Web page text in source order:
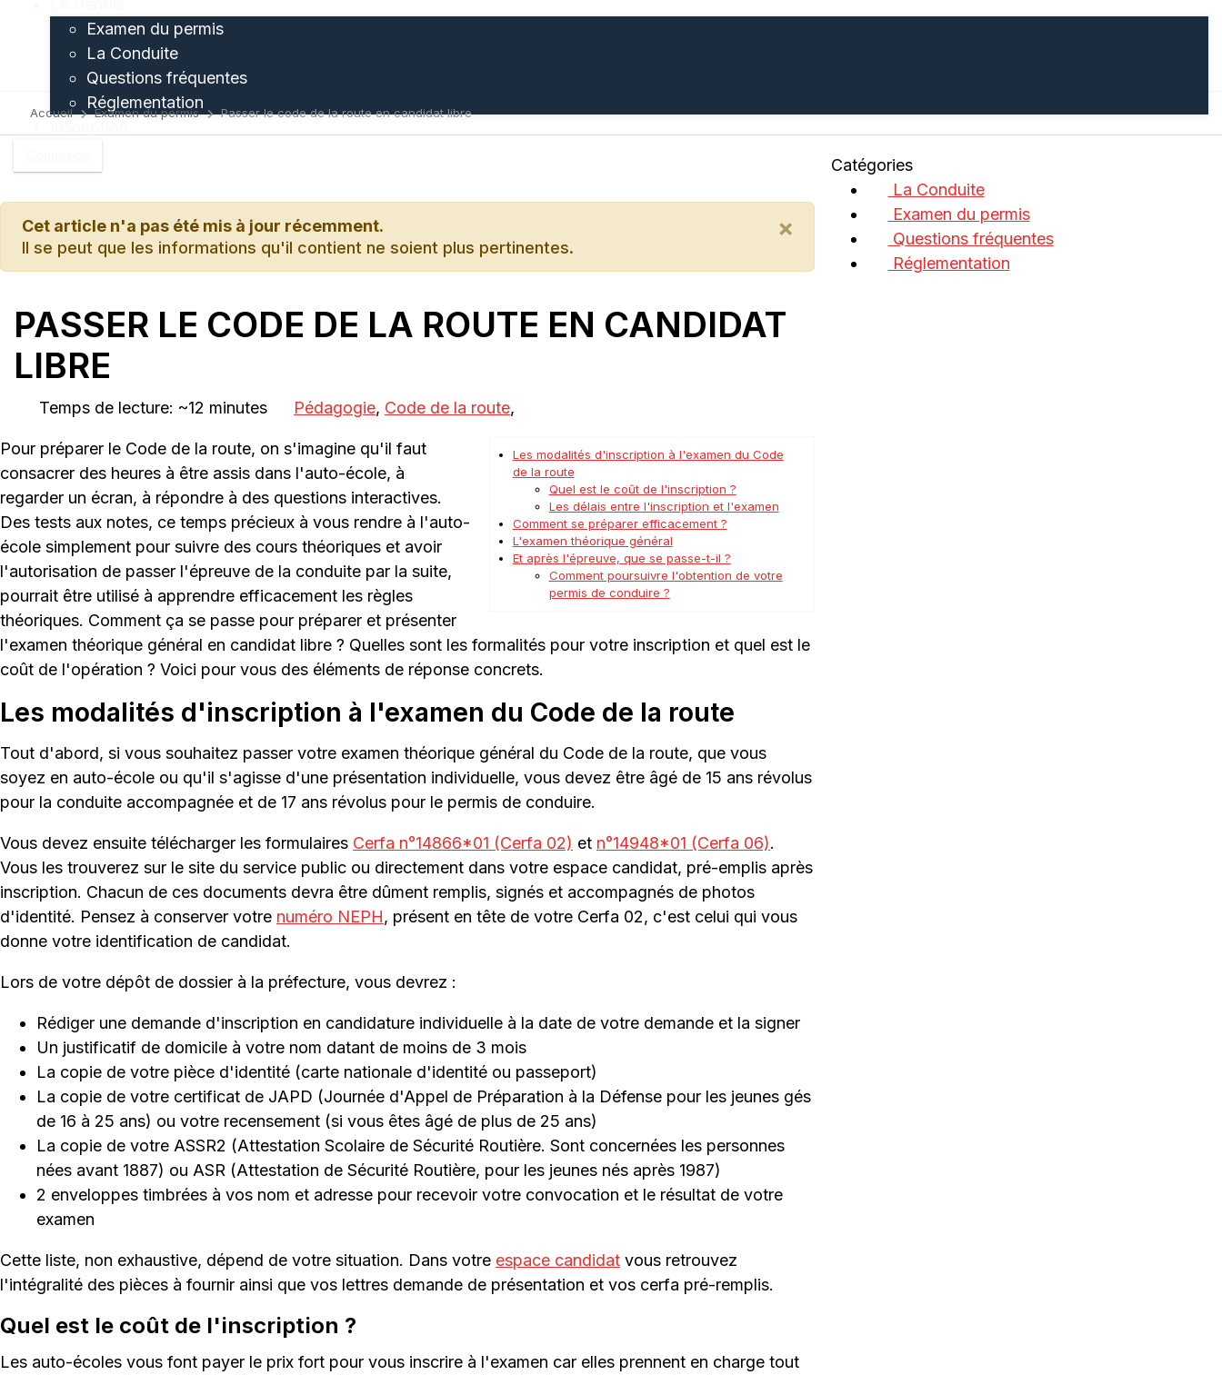
Examen du permis
La Conduite
Questions fréquentes
Réglementation
Accueil Examen du permis Passer le code de la route en candidat libre
Cet article n'a pas été mis à jour récemment.
Il se peut que les informations qu'il contient ne soient plus pertinentes.
×
PASSER LE CODE DE LA ROUTE EN CANDIDAT
LIBRE
Temps de lecture: ~12 minutes Pédagogie, Code de la route,
Les modalités d'inscription à l'examen du Code
de la route
Quel est le coût de l'inscription ?
Les délais entre l'inscription et l'examen
Comment se préparer efficacement ?
L'examen théorique général
Et après l'épreuve, que se passe-t-il ?
Comment poursuivre l'obtention de votre
permis de conduire ?
Pour préparer le Code de la route, on s'imagine qu'il faut
consacrer des heures à être assis dans l'auto-école, à
regarder un écran, à répondre à des questions interactives.
Des tests aux notes, ce temps précieux à vous rendre à l'auto-
école simplement pour suivre des cours théoriques et avoir
l'autorisation de passer l'épreuve de la conduite par la suite,
pourrait être utilisé à apprendre efficacement les règles
théoriques. Comment ça se passe pour préparer et présenter
l'examen théorique général en candidat libre ? Quelles sont les formalités pour votre inscription et quel est le
coût de l'opération ? Voici pour vous des éléments de réponse concrets.
Les modalités d'inscription à l'examen du Code de la route
Tout d'abord, si vous souhaitez passer votre examen théorique général du Code de la route, que vous
soyez en auto-école ou qu'il s'agisse d'une présentation individuelle, vous devez être âgé de 15 ans révolus
pour la conduite accompagnée et de 17 ans révolus pour le permis de conduire.
Vous devez ensuite télécharger les formulaires Cerfa n°14866*01 (Cerfa 02) et n°14948*01 (Cerfa 06).
Vous les trouverez sur le site du service public ou directement dans votre espace candidat, pré-emplis après
inscription. Chacun de ces documents devra être dûment remplis, signés et accompagnés de photos
d'identité. Pensez à conserver votre numéro NEPH, présent en tête de votre Cerfa 02, c'est celui qui vous
donne votre identification de candidat.
Lors de votre dépôt de dossier à la préfecture, vous devrez :
Rédiger une demande d'inscription en candidature individuelle à la date de votre demande et la signer
Un justificatif de domicile à votre nom datant de moins de 3 mois
La copie de votre pièce d'identité (carte nationale d'identité ou passeport)
La copie de votre certificat de JAPD (Journée d'Appel de Préparation à la Défense pour les jeunes gés
de 16 à 25 ans) ou votre recensement (si vous êtes âgé de plus de 25 ans)
La copie de votre ASSR2 (Attestation Scolaire de Sécurité Routière. Sont concernées les personnes
nées avant 1887) ou ASR (Attestation de Sécurité Routière, pour les jeunes nés après 1987)
2 enveloppes timbrées à vos nom et adresse pour recevoir votre convocation et le résultat de votre
examen
Cette liste, non exhaustive, dépend de votre situation. Dans votre espace candidat vous retrouvez
l'intégralité des pièces à fournir ainsi que vos lettres demande de présentation et vos cerfa pré-remplis.
Quel est le coût de l'inscription ?
Les auto-écoles vous font payer le prix fort pour vous inscrire à l'examen car elles prennent en charge tout
Catégories
La Conduite
Examen du permis
Questions fréquentes
Réglementation